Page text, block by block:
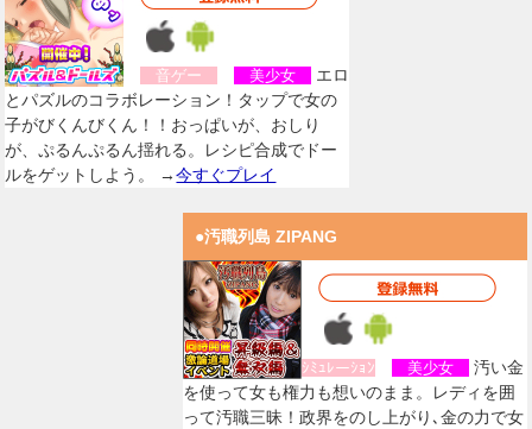
音ゲー 美少女
エロ
とパズルのコラボレーション！タップで女の
子がびくんびくん！！おっぱいが、おしり
が、ぷるんぷるん揺れる。レシピ合成でドー
ルをゲットしよう。 →今すぐプレイ
●汚職列島 ZIPANG
ｼﾐｭﾚーｼｮﾝ 美少女
汚い金
を使って女も権力も想いのまま。レディを囲
って汚職三昧！政界をのし上がり､金の力で女